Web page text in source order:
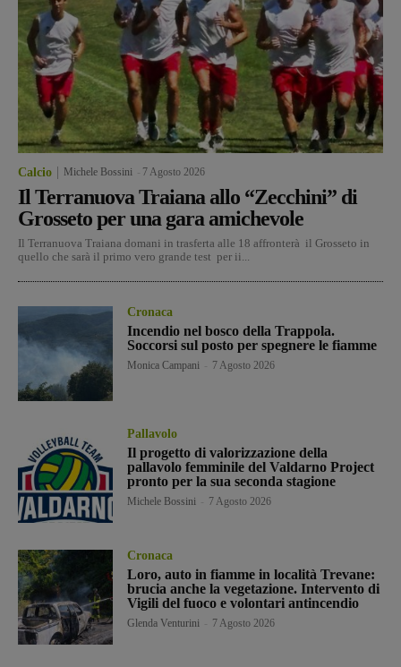
Calcio Michele Bossini 7 Agosto 2026
Il Terranuova Traiana allo “Zecchini” di
Grosseto per una gara amichevole
Il Terranuova Traiana domani in trasferta alle 18 affronterà il Grosseto in
quello che sarà il primo vero grande test per ii...
Cronaca
Incendio nel bosco della Trappola.
Soccorsi sul posto per spegnere le fiamme
Monica Campani 7 Agosto 2026
Pallavolo
Il progetto di valorizzazione della
pallavolo femminile del Valdarno Project
pronto per la sua seconda stagione
Michele Bossini 7 Agosto 2026
Cronaca
Loro, auto in fiamme in località Trevane:
brucia anche la vegetazione. Intervento di
Vigili del fuoco e volontari antincendio
Glenda Venturini 7 Agosto 2026